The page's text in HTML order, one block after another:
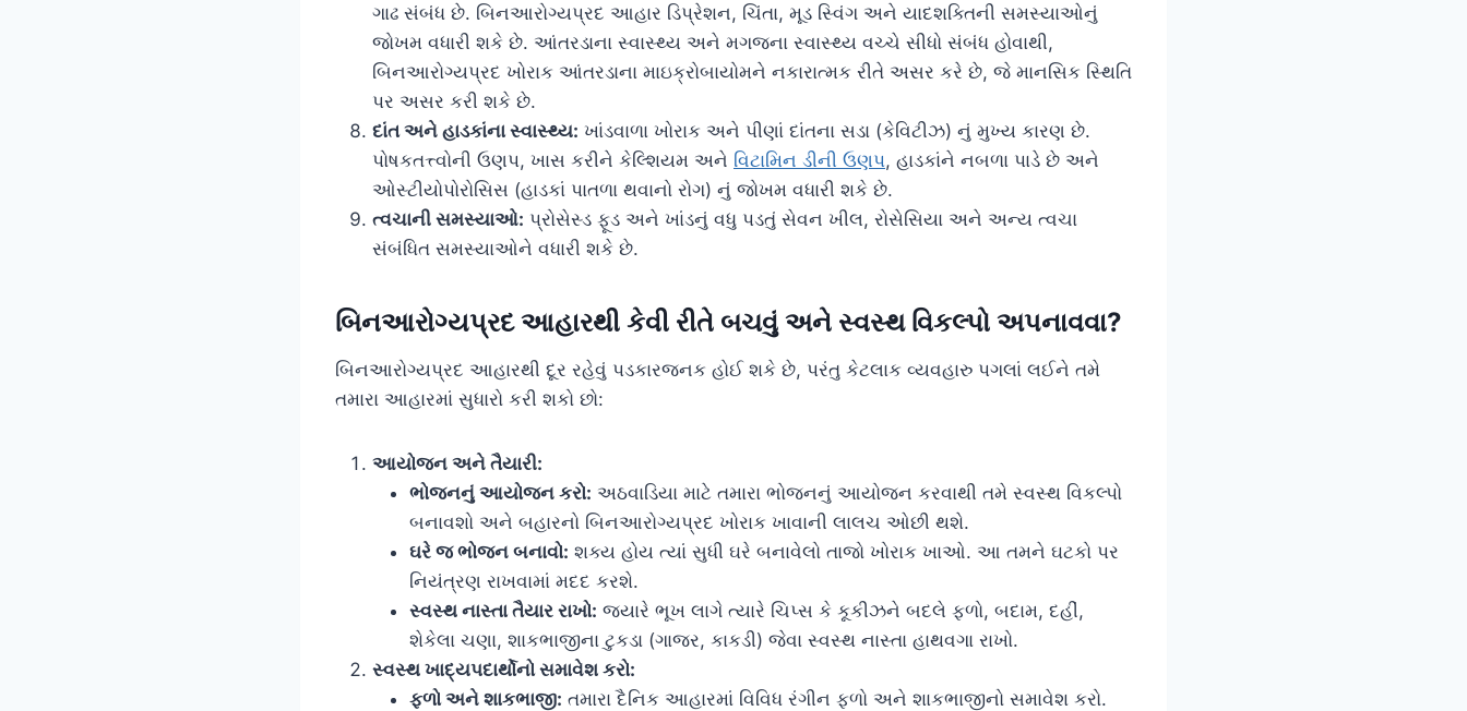
ગાઢ સંબંધ છે. બિનઆરોગ્યપ્રદ આહાર ડિપ્રેશન, ચિંતા, મૂડ સ્વિંગ અને યાદશક્તિની સમસ્યાઓનું
જોખમ વધારી શકે છે. આંતરડાના સ્વાસ્થ્ય અને મગજના સ્વાસ્થ્ય વચ્ચે સીધો સંબંધ હોવાથી,
બિનઆરોગ્યપ્રદ ખોરાક આંતરડાના માઇક્રોબાયોમને નકારાત્મક રીતે અસર કરે છે, જે માનસિક સ્થિતિ
પર અસર કરી શકે છે.
દાંત અને હાડકાંના સ્વાસ્થ્ય: ખાંડવાળા ખોરાક અને પીણાં દાંતના સડા (કેવિટીઝ) નું મુખ્ય કારણ છે.
પોષકતત્ત્વોની ઉણપ, ખાસ કરીને કેલ્શિયમ અને વિટામિન ડીની ઉણપ, હાડકાંને નબળા પાડે છે અને
ઓસ્ટીયોપોરોસિસ (હાડકાં પાતળા થવાનો રોગ) નું જોખમ વધારી શકે છે.
ત્વચાની સમસ્યાઓ: પ્રોસેસ્ડ ફૂડ અને ખાંડનું વધુ પડતું સેવન ખીલ, રોસેસિયા અને અન્ય ત્વચા
સંબંધિત સમસ્યાઓને વધારી શકે છે.
બિનઆરોગ્યપ્રદ આહારથી કેવી રીતે બચવું અને સ્વસ્થ વિકલ્પો અપનાવવા?
બિનઆરોગ્યપ્રદ આહારથી દૂર રહેવું પડકારજનક હોઈ શકે છે, પરંતુ કેટલાક વ્યવહારુ પગલાં લઈને તમે
તમારા આહારમાં સુધારો કરી શકો છો:
આયોજન અને તૈયારી:
ભોજનનું આયોજન કરો: અઠવાડિયા માટે તમારા ભોજનનું આયોજન કરવાથી તમે સ્વસ્થ વિકલ્પો
બનાવશો અને બહારનો બિનઆરોગ્યપ્રદ ખોરાક ખાવાની લાલચ ઓછી થશે.
ઘરે જ ભોજન બનાવો: શક્ય હોય ત્યાં સુધી ઘરે બનાવેલો તાજો ખોરાક ખાઓ. આ તમને ઘટકો પર
નિયંત્રણ રાખવામાં મદદ કરશે.
સ્વસ્થ નાસ્તા તૈયાર રાખો: જ્યારે ભૂખ લાગે ત્યારે ચિપ્સ કે કૂકીઝને બદલે ફળો, બદામ, દહીં,
શેકેલા ચણા, શાકભાજીના ટુકડા (ગાજર, કાકડી) જેવા સ્વસ્થ નાસ્તા હાથવગા રાખો.
સ્વસ્થ ખાદ્યપદાર્થોનો સમાવેશ કરો:
ફળો અને શાકભાજી: તમારા દૈનિક આહારમાં વિવિધ રંગીન ફળો અને શાકભાજીનો સમાવેશ કરો.